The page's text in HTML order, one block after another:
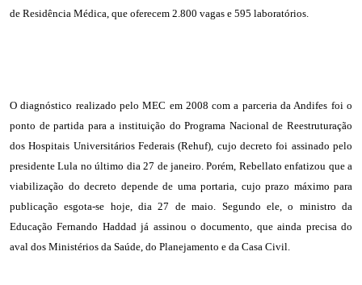
de Residência Médica, que oferecem 2.800 vagas e 595 laboratórios.
O diagnóstico realizado pelo MEC em 2008 com a parceria da Andifes foi o
ponto de partida para a instituição do Programa Nacional de Reestruturação
dos Hospitais Universitários Federais (Rehuf), cujo decreto foi assinado pelo
presidente Lula no último dia 27 de janeiro. Porém, Rebellato enfatizou que a
viabilização do decreto depende de uma portaria, cujo prazo máximo para
publicação esgota-se hoje, dia 27 de maio. Segundo ele, o ministro da
Educação Fernando Haddad já assinou o documento, que ainda precisa do
aval dos Ministérios da Saúde, do Planejamento e da Casa Civil.